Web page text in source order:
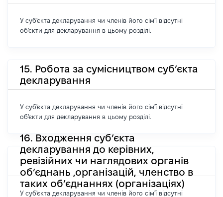
У суб'єкта декларування чи членів його сім'ї відсутні
об'єкти для декларування в цьому розділі.
15. Робота за сумісництвом суб’єкта
декларування
У суб'єкта декларування чи членів його сім'ї відсутні
об'єкти для декларування в цьому розділі.
16. Входження суб’єкта
декларування до керівних,
ревізійних чи наглядових органів
об’єднань ,організацій, членство в
таких об’єднаннях (організаціях)
У суб'єкта декларування чи членів його сім'ї відсутні